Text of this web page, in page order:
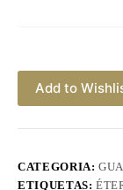
Add to
CATEGORIA:
ETIQUETAS: